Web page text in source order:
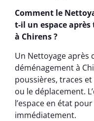
Comment le
t-il un espace
à Chirens ?
Un Nettoyage après
déménagement à
poussières, traces
ou le déplacement.
l’espace en état
immédiatement.